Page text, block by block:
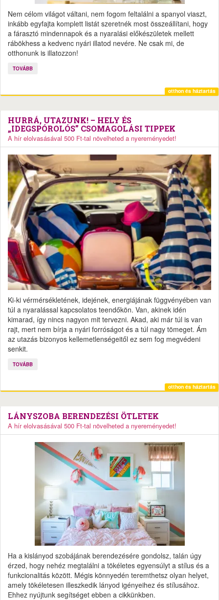
Nem célom világot váltani, nem fogom feltalálni a spanyol viaszt,
inkább egyfajta komplett listát szeretnék most összeállítani, hogy
a fárasztó mindennapok és a nyaralási előkészületek mellett
rábökhess a kedvenc nyári illatod nevére. Ne csak mi, de
otthonunk is illatozzon!
TOVÁBB
otthon és háztartás
HURRÁ, UTAZUNK! – HELY ÉS
„IDEGSPÓROLÓS” CSOMAGOLÁSI TIPPEK
A hír elolvasásával 500 Ft-tal növelheted a nyereményedet!
Ki-ki vérmérsékletének, idejének, energiájának függvényében van
túl a nyaralással kapcsolatos teendőkön. Van, akinek idén
kimarad, így nincs nagyon mit tervezni. Akad, aki már túl is van
rajt, mert nem bírja a nyári forróságot és a túl nagy tömeget. Ám
az utazás bizonyos kellemetlenségeitől ez sem fog megvédeni
senkit.
TOVÁBB
otthon és háztartás
LÁNYSZOBA BERENDEZÉSI ÖTLETEK
A hír elolvasásával 500 Ft-tal növelheted a nyereményedet!
Ha a kislányod szobájának berendezésére gondolsz, talán úgy
érzed, hogy nehéz megtalálni a tökéletes egyensúlyt a stílus és a
funkcionalitás között. Mégis könnyedén teremthetsz olyan helyet,
amely tökéletesen illeszkedik lányod igényeihez és stílusához.
Ehhez nyújtunk segítséget ebben a cikkünkben.